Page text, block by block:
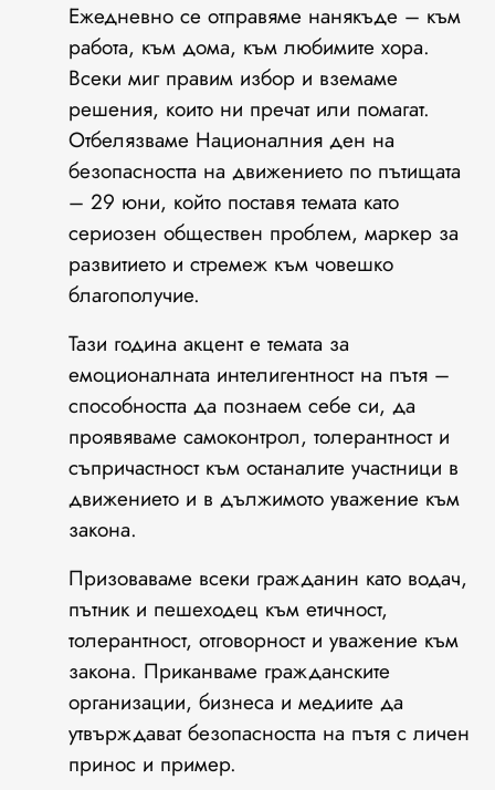
Ежедневно се отправяме нанякъде – към
работа, към дома, към любимите хора.
Всеки миг правим избор и вземаме
решения, които ни пречат или помагат.
Отбелязваме Националния ден на
безопасността на движението по пътищата
– 29 юни, който поставя темата като
сериозен обществен проблем, маркер за
развитието и стремеж към човешко
благополучие.
Тази година акцент е темата за
емоционалната интелигентност на пътя –
способността да познаем себе си, да
проявяваме самоконтрол, толерантност и
съпричастност към останалите участници в
движението и в дължимото уважение към
закона.
Призоваваме всеки гражданин като водач,
пътник и пешеходец към етичност,
толерантност, отговорност и уважение към
закона. Приканваме гражданските
организации, бизнеса и медиите да
утвърждават безопасността на пътя с личен
принос и пример.